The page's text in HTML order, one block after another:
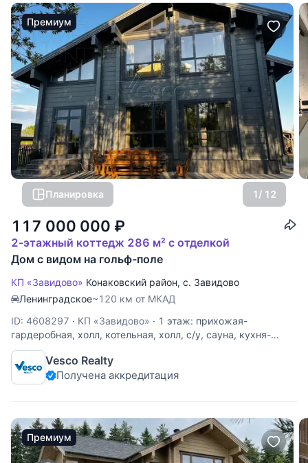
Премиум
Планировка 1/ 12
117 000 000 ₽
2-этажный коттедж 286 м² с отделкой
Дом с видом на гольф-поле
КП «Завидово» Конаковский район, с. Завидово
Ленинградское~120 км от МКАД
ID: 4608297 · КП «Завидово» · 1 этаж: прихожая-
гардеробная, холл, котельная, холл, с/у, сауна, кухня-
столовая, гостиная, гостевая спальня; 2 этаж: холл, мастер
спальня с с/у и гардеробной, спальня детская, спальня
детская с игровой комнатой, с/у. Дом из
Vesco Realty
Получена аккредитация
Премиум